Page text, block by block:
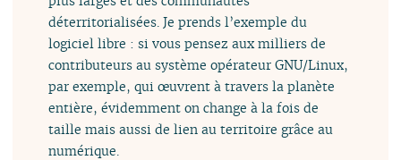
déterritorialisées. Je prends l’exemple du
logiciel libre : si vous pensez aux milliers de
contributeurs au système opérateur GNU/Linux,
par exemple, qui œuvrent à travers la planète
entière, évidemment on change à la fois de
taille mais aussi de lien au territoire grâce au
numérique.